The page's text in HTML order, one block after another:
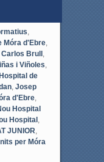
Móra d'Ebre,
Carlos Brull,
i Viñoles
de
, Josep
d'Ebre,
Hospital
Hospital,
JUNIOR
per Móra